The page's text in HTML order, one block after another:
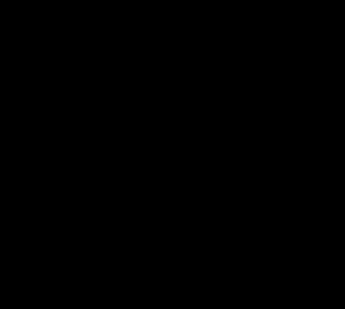
/ Knabenjahre
/ Knabenjahre